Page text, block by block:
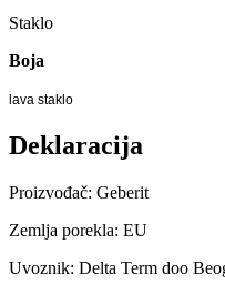
Staklo
Boja
lava staklo
Deklaracija
Proizvođač: Geberit
Zemlja porekla: EU
Uvoznik: Delta Term doo